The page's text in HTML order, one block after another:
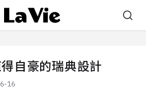
自豪的瑞典設計
16